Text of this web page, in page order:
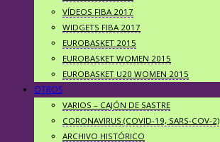
VÍDEOS FIBA 2017
WIDGETS FIBA 2017
EUROBASKET 2015
EUROBASKET WOMEN 2015
EUROBASKET U20 WOMEN 2015
OTROS
VARIOS – CAJÓN DE SASTRE
CORONAVIRUS (COVID-19, SARS-COV-2)
ARCHIVO HISTÓRICO